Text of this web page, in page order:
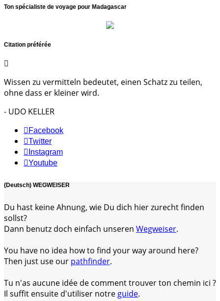
Ton spécialiste de voyage pour Madagascar
Citation préférée
Wissen zu vermitteln bedeutet, einen Schatz zu teilen,
ohne dass er kleiner wird.
- UDO KELLER
Facebook
Twitter
Instagram
Youtube
(Deutsch) WEGWEISER
Du hast keine Ahnung, wie Du dich hier zurecht finden
sollst?
Dann benutz doch einfach unseren Wegweiser.
You have no idea how to find your way around here?
Then just use our pathfinder.
Tu n'as aucune idée de comment trouver ton chemin ici ?
Il suffit ensuite d'utiliser notreguide.